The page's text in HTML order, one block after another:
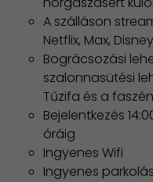
A szálláson
Netflix, Max,
Bográcsozási
szalonnasütési
Tűzifa és a
Bejelentkezés
óráig
Ingyenes Wifi
Ingyenes parkolás